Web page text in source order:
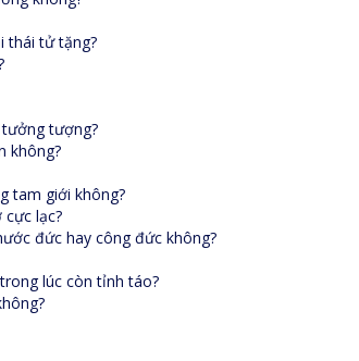
thái tử tặng?
tượng?
không?
tam giới không?
lạc?
đức hay công đức không?
lúc còn tỉnh táo?